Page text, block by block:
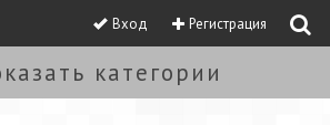
Вход Регистрация
категории